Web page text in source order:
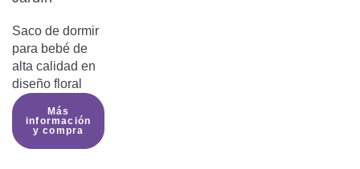
Saco de dormir
para bebé de
alta calidad en
diseño floral
Más
información
y compra